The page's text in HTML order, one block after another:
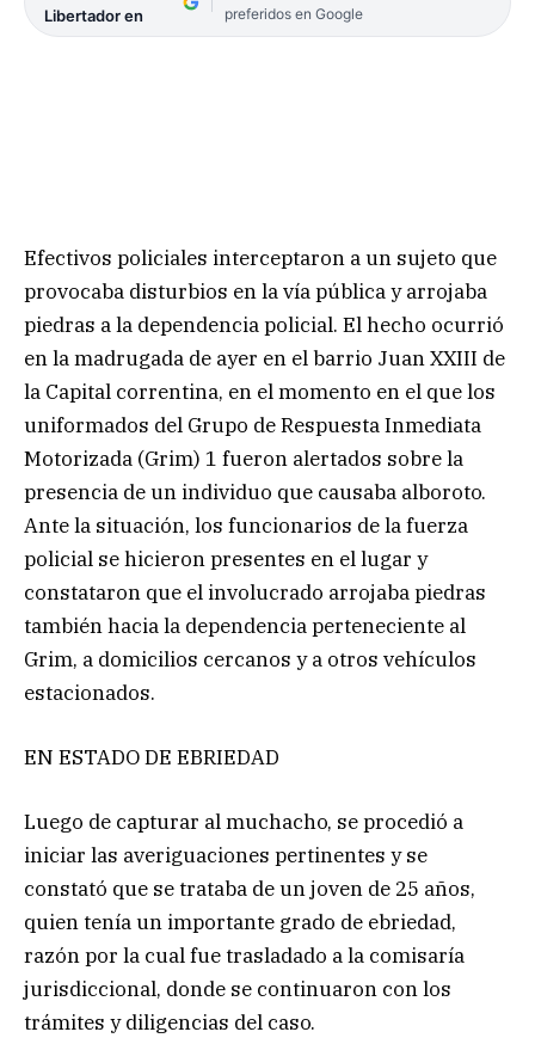
Libertador en
preferidos en Google
Efectivos policiales interceptaron a un sujeto que
provocaba disturbios en la vía pública y arrojaba
piedras a la dependencia policial. El hecho ocurrió
en la madrugada de ayer en el barrio Juan XXIII de
la Capital correntina, en el momento en el que los
uniformados del Grupo de Respuesta Inmediata
Motorizada (Grim) 1 fueron alertados sobre la
presencia de un individuo que causaba alboroto.
Ante la situación, los funcionarios de la fuerza
policial se hicieron presentes en el lugar y
constataron que el involucrado arrojaba piedras
también hacia la dependencia perteneciente al
Grim, a domicilios cercanos y a otros vehículos
estacionados.
EN ESTADO DE EBRIEDAD
Luego de capturar al muchacho, se procedió a
iniciar las averiguaciones pertinentes y se
constató que se trataba de un joven de 25 años,
quien tenía un importante grado de ebriedad,
razón por la cual fue trasladado a la comisaría
jurisdiccional, donde se continuaron con los
trámites y diligencias del caso.